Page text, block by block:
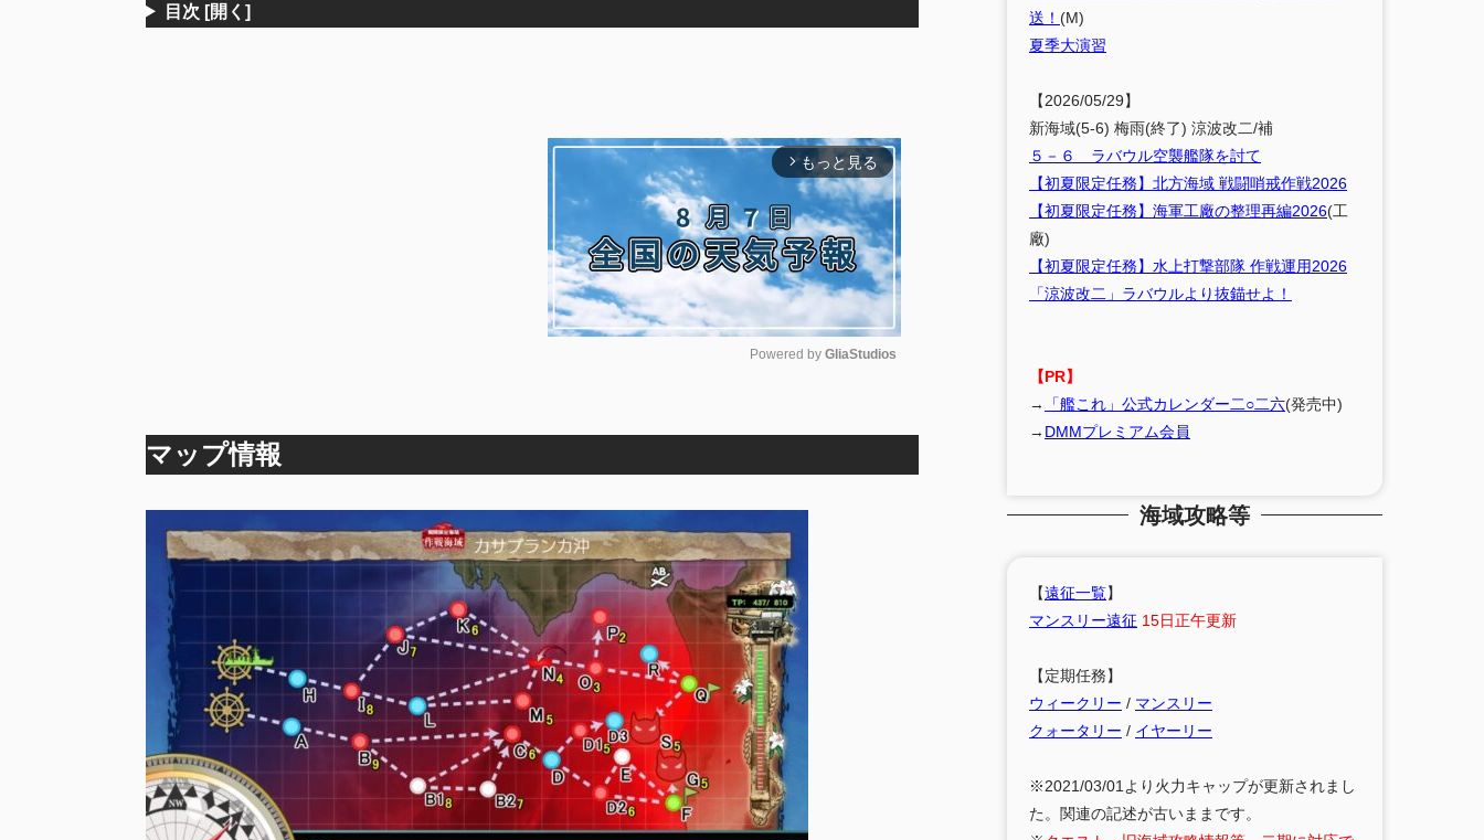
目次 [開く]
arrow_forward_ios もっと見る
t
Powered by GliaStudios
マップ情報
送！ (M)
夏季大演習
【2026/05/29】
新海域(5-6) 梅雨(終了) 涼波改二/補
５－６ ラバウル空襲艦隊を討て
【初夏限定任務】北方海域 戦闘哨戒作戦2026
【初夏限定任務】海軍工廠の整理再編2026(工
廠)
【初夏限定任務】水上打撃部隊 作戦運用2026
「涼波改二」ラバウルより抜錨せよ！
【PR】
→
「艦これ」公式カレンダー二○二六(発売中)
→ DMMプレミアム会員
海域攻略等
【遠征一覧】
マンスリー遠征 15日正午更新
【定期任務】
ウィークリー / マンスリー
クォータリー / イヤーリー
※2021/03/01より火力キャップが更新されまし
た。関連の記述が古いままです。